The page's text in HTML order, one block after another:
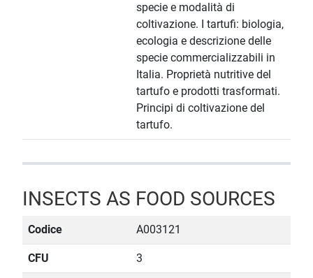
specie e modalità di
coltivazione. I tartufi: biologia,
ecologia e descrizione delle
specie commercializzabili in
Italia. Proprietà nutritive del
tartufo e prodotti trasformati.
Principi di coltivazione del
tartufo.
INSECTS AS FOOD SOURCES
Codice A003121
CFU 3